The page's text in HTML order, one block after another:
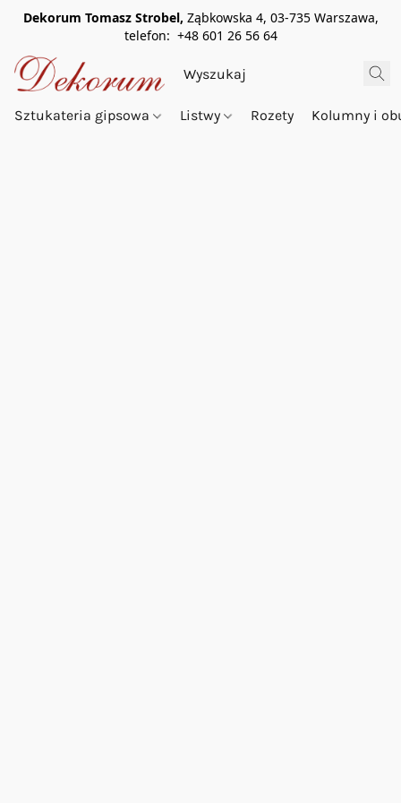
Dekorum Tomasz Strobel, Ząbkowska 4, 03-735 Warszawa,
telefon: +48 601 26 56 64
Sztukateria gipsowa Listwy Rozety Kolumny i